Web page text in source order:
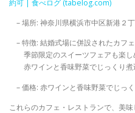
約可 | 食べログ (tabelog.com)
– 場所: 神奈川県横浜市中区新港２
– 特徴: 結婚式場に併設されたカフ
季節限定のスイーツフェアも楽し
赤ワインと香味野菜でじっくり煮
– 価格: 赤ワインと香味野菜でじっ
これらのカフェ・レストランで、美